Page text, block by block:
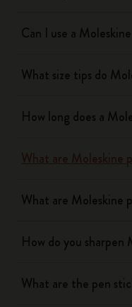
Can I use a
What size tips do
How long does a
What are Moleskine
What are Moleskine
How do you sharpen
What are the pen